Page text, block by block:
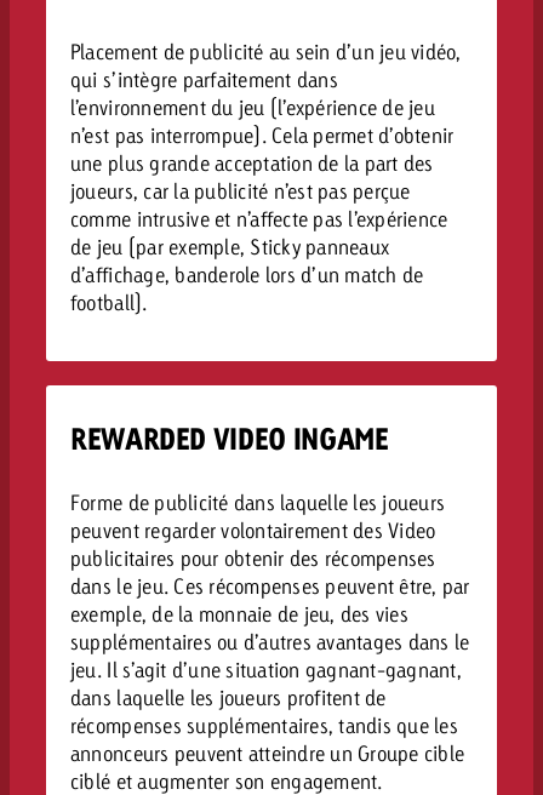
Placement de publicité au sein d’un jeu vidéo,
qui s’intègre parfaitement dans
l’environnement du jeu (l’expérience de jeu
n’est pas interrompue). Cela permet d’obtenir
une plus grande acceptation de la part des
joueurs, car la publicité n’est pas perçue
comme intrusive et n’affecte pas l’expérience
de jeu (par exemple, Sticky panneaux
d’affichage, banderole lors d’un match de
football).
REWARDED VIDEO INGAME
Forme de publicité dans laquelle les joueurs
peuvent regarder volontairement des Video
publicitaires pour obtenir des récompenses
dans le jeu. Ces récompenses peuvent être, par
exemple, de la monnaie de jeu, des vies
supplémentaires ou d’autres avantages dans le
jeu. Il s’agit d’une situation gagnant-gagnant,
dans laquelle les joueurs profitent de
récompenses supplémentaires, tandis que les
annonceurs peuvent atteindre un Groupe cible
ciblé et augmenter son engagement.